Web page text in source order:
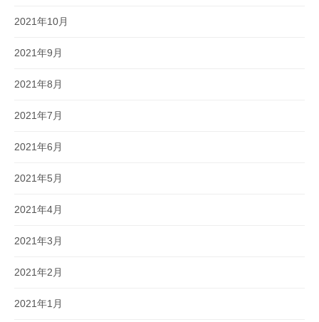
2021年10月
2021年9月
2021年8月
2021年7月
2021年6月
2021年5月
2021年4月
2021年3月
2021年2月
2021年1月